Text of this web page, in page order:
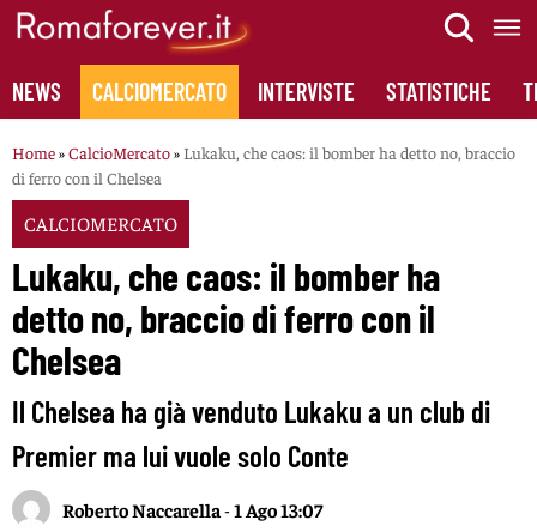
Skip
content
NEWS CALCIOMERCATO INTERVISTE STATISTICHE
Home»CalcioMercato» Lukaku, che caos: il bomber ha detto no, braccio
di ferro con il Chelsea
CALCIOMERCATO
Lukaku, che caos: il bomber ha
detto no, braccio di ferro con il
Chelsea
Il Chelsea ha già venduto Lukaku a un club di
Premier ma lui vuole solo Conte
Roberto Naccarella -1 Ago 13:07